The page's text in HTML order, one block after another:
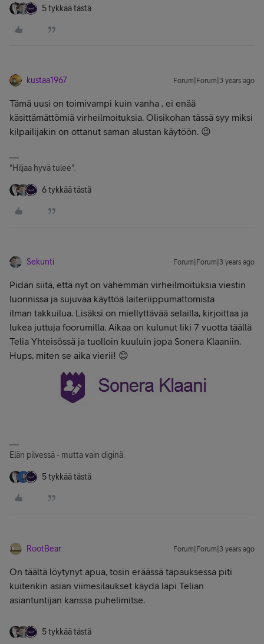
5 tykkää tästä
kustaa1967 Forum|Forum|3 years ago
Tämä uusi on toimivampi kuin vanha , ei enää
käsittämättömiä virheilmoituksia. Olisikohan tässä syy miksi
kilpailijakin on ottanut saman alustan käytöön. 😉
"Hiljaa hyvä tulee".
6 tykkää tästä
Sekunti Forum|Forum|3 years ago
Pidän siitä, että nyt on vähemmän virheilmoituksia viestin
luonnissa ja sujuvaa käyttöä laiteriippumattomista
ilman takkuilua. Lisäksi on miellyttävää selailla, kirjoittaa ja
lukea juttuja foorumilla. Aikaa on kulunut liki 7 vuotta täällä
Telia Yhteisössä ja tuolloin kuuluin jopa Sonera Klaaniin.
Hups, miten se aika vierii! 😊
Elän pilvessä - mutta vain diginä.
5 tykkää tästä
RootBear Forum|Forum|3 years ago
On täältä löytynyt apua, tosin eräässä tapauksessa piti
kuitenkin asian viimesilaukset käydä läpi Telian
asiantuntijan kanssa puhelimitse.
5 tykkää tästä